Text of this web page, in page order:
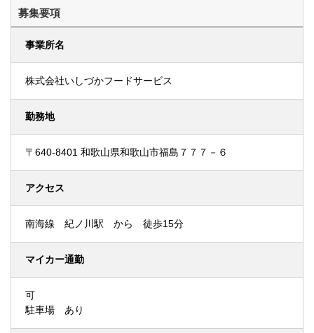
募集要項
事業所名
株式会社いしづかフードサービス
勤務地
〒640-8401 和歌山県和歌山市福島７７７－６
アクセス
南海線 紀ノ川駅 から 徒歩15分
マイカー通勤
可
駐車場 あり